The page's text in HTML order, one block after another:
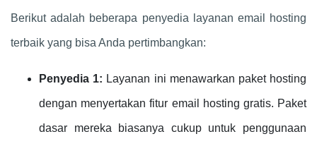
Berikut adalah beberapa penyedia layanan email hosting
terbaik yang bisa Anda pertimbangkan:
Penyedia 1: Layanan ini menawarkan paket hosting
dengan menyertakan fitur email hosting gratis. Paket
dasar mereka biasanya cukup untuk penggunaan